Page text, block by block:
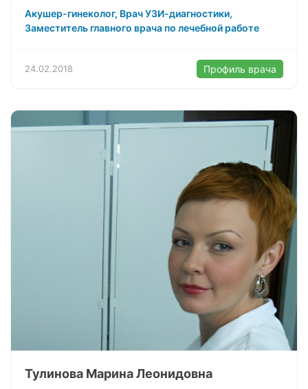
Акушер-гинеколог, Врач УЗИ-диагностики,
Заместитель главного врача по лечебной работе
24.02.2018 Профиль врача
Тулинова Марина Леонидовна